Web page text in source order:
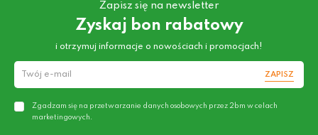
Zapisz się na newsletter
Zyskaj bon rabatowy
i otrzymuj informacje o nowościach i promocjach!
ZAPISZ
Zgadzam się na przetwarzanie danych osobowych przez 2bm w celach
marketingowych.